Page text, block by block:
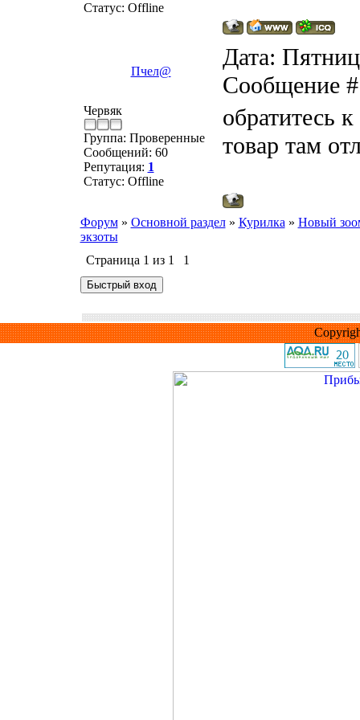
Статус: Offline
Пчел@
Дата:
Сообщение
Червяк
Группа: Проверенные
Сообщений: 60
Репутация: 1
Статус: Offline
обратитесь
товар там
Форум » Основной раздел » Курилка » Новый
экзоты
Страница 1 из 1 1